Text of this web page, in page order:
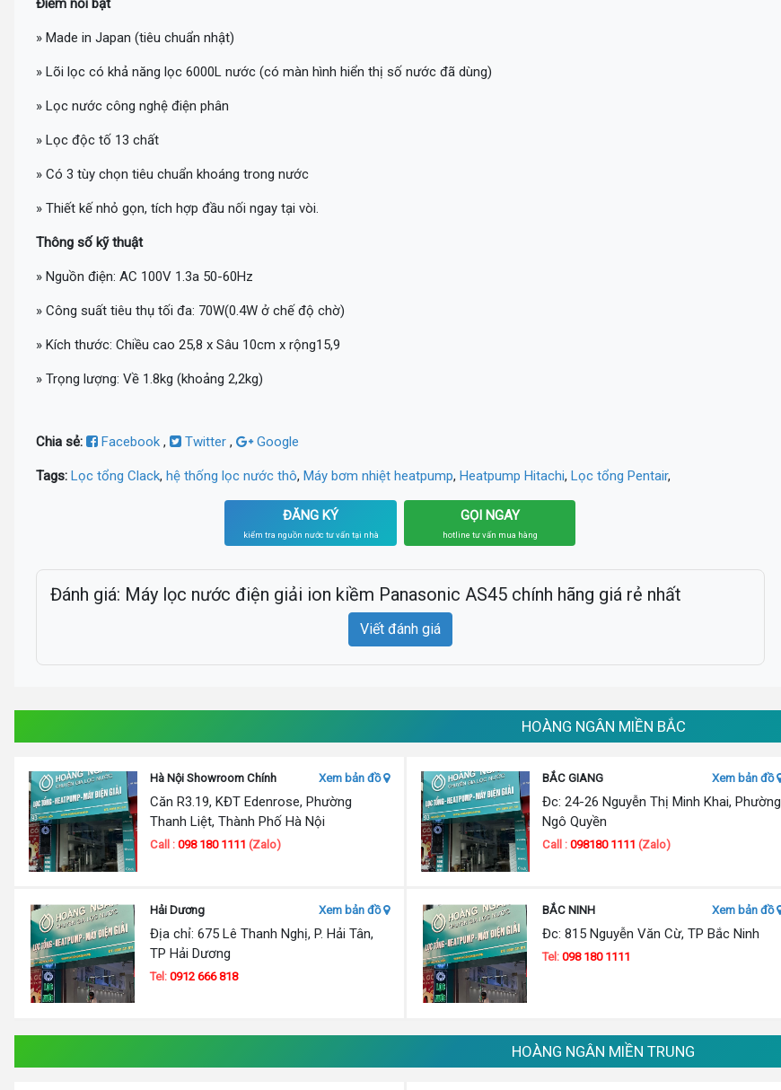
Điểm nổi bật
» Made in Japan (tiêu chuẩn nhật)
» Lõi lọc có khả năng lọc 6000L nước (có màn hình hiển thị số nước đã dùng)
» Lọc nước công nghệ điện phân
» Lọc độc tố 13 chất
» Có 3 tùy chọn tiêu chuẩn khoáng trong nước
» Thiết kế nhỏ gọn, tích hợp đầu nối ngay tại vòi.
Thông số kỹ thuật
» Nguồn điện: AC 100V 1.3a 50-60Hz
» Công suất tiêu thụ tối đa: 70W(0.4W ở chế độ chờ)
» Kích thước: Chiều cao 25,8 x Sâu 10cm x rộng15,9
» Trọng lượng: Về 1.8kg (khoảng 2,2kg)
Chia sẻ: Facebook , Twitter , Google
Tags: Lọc tổng Clack, hệ thống lọc nước thô, Máy bơm nhiệt heatpump, Heatpump Hitachi, Lọc tổng Pentair,
ĐĂNG KÝ
kiểm tra nguồn nước tư vấn tại nhà
GỌI NGAY
hotline tư vấn mua hàng
Đánh giá: Máy lọc nước điện giải ion kiềm Panasonic AS45 chính hãng giá rẻ nhất
Viết đánh giá
HOÀNG NGÂN MIỀN BẮC
Hà Nội Showroom Chính Xem bản đồ
Căn R3.19, KĐT Edenrose, Phường
Thanh Liệt, Thành Phố Hà Nội
Call : 098 180 1111 (Zalo)
BẮC GIANG Xem bản đồ
Đc: 24-26 Nguyễn Thị Minh Khai, Phường
Ngô Quyền
Call :098180 1111 (Zalo)
Hải Dương Xem bản đồ
Địa chỉ: 675 Lê Thanh Nghị, P. Hải Tân,
TP Hải Dương
Tel: 0912 666 818
BẮC NINH Xem bản đồ
Đc: 815 Nguyễn Văn Cừ, TP Bắc Ninh
Tel:098 180 1111
HOÀNG NGÂN MIỀN TRUNG